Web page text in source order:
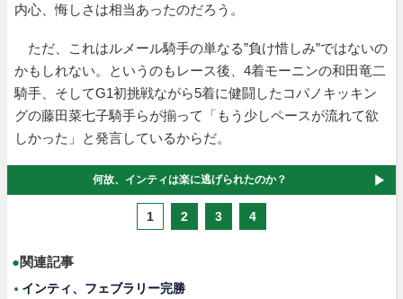
内心、悔しさは相当あったのだろう。
ただ、これはルメール騎手の単なる”負け惜しみ”ではないの
かもしれない。というのもレース後、4着モーニンの和田竜二
騎手、そしてG1初挑戦ながら5着に健闘したコパノキッキン
グの藤田菜七子騎手らが揃って「もう少しペースが流れて欲
しかった」と発言しているからだ。
何故、インティは楽に逃げられたのか？
1 2 3 4
●関連記事
インティ、フェブラリー完勝